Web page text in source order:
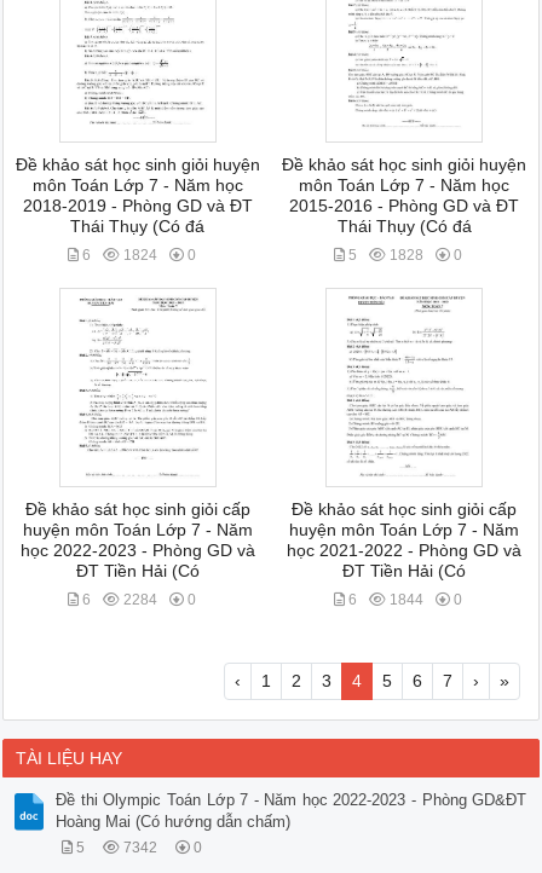
Đề khảo sát học sinh giỏi huyện
môn Toán Lớp 7 - Năm học
2018-2019 - Phòng GD và ĐT
Thái Thụy (Có đá
6 1824 0
Đề khảo sát học sinh giỏi huyện
môn Toán Lớp 7 - Năm học
2015-2016 - Phòng GD và ĐT
Thái Thụy (Có đá
5 1828 0
Đề khảo sát học sinh giỏi cấp
huyện môn Toán Lớp 7 - Năm
học 2022-2023 - Phòng GD và
ĐT Tiền Hải (Có
6 2284 0
Đề khảo sát học sinh giỏi cấp
huyện môn Toán Lớp 7 - Năm
học 2021-2022 - Phòng GD và
ĐT Tiền Hải (Có
6 1844 0
‹ 1 2 3 4 5 6 7 › »
TÀI LIỆU HAY
Đề thi Olympic Toán Lớp 7 - Năm học 2022-2023 - Phòng GD&ĐT
Hoàng Mai (Có hướng dẫn chấm)
5 7342 0